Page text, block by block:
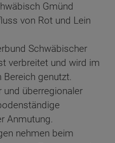
Gmünd
von Rot und Lein
Schwäbischer
verbreitet und wird im
genutzt.
überregionaler
Anmutung.
nehmen beim